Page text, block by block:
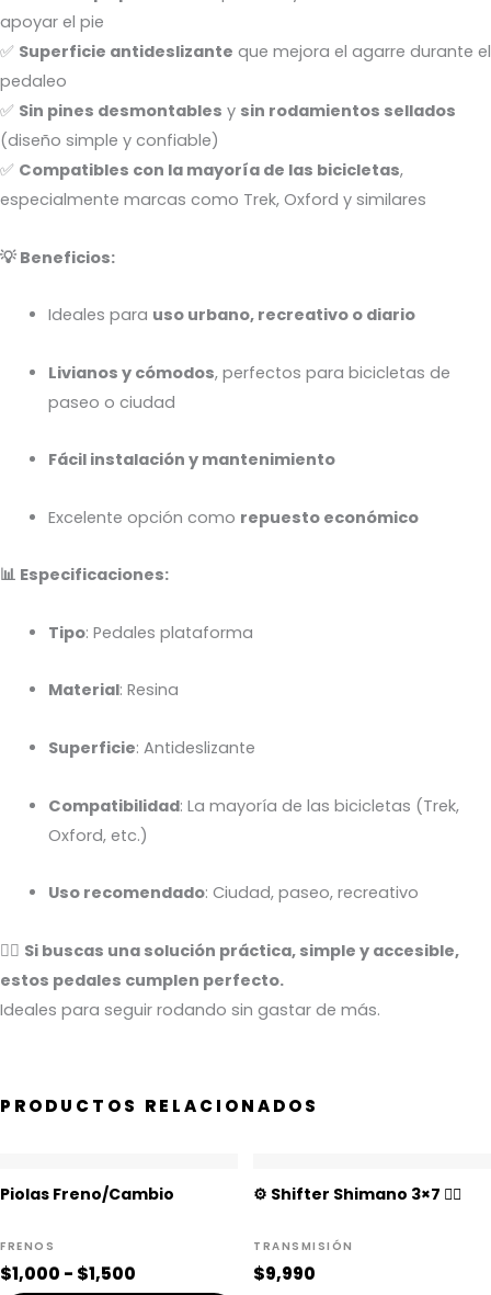
apoyar el pie
✅ Superficie antideslizante que mejora el agarre durante el
pedaleo
✅ Sin pines desmontables y sin rodamientos sellados
(diseño simple y confiable)
✅ Compatibles con la mayoría de las bicicletas,
especialmente marcas como Trek, Oxford y similares
💡 Beneficios:
Ideales para uso urbano, recreativo o diario
Livianos y cómodos, perfectos para bicicletas de
paseo o ciudad
Fácil instalación y mantenimiento
Excelente opción como repuesto económico
📊 Especificaciones:
Tipo: Pedales plataforma
Material: Resina
Superficie: Antideslizante
Compatibilidad: La mayoría de las bicicletas (Trek,
Oxford, etc.)
Uso recomendado: Ciudad, paseo, recreativo
🚴‍♂️ Si buscas una solución práctica, simple y accesible,
estos pedales cumplen perfecto.
Ideales para seguir rodando sin gastar de más.
PRODUCTOS RELACIONADOS
Piolas Freno/Cambio
FRENOS
$1,000 - $1,500
de
⚙️ Shifter Shimano 3×7 🚴‍♂️
TRANSMISIÓN
$9,990